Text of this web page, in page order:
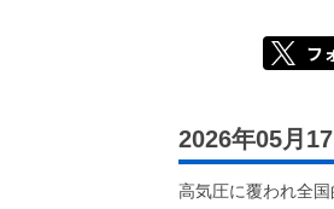
2026年05月
高気圧に覆われ全